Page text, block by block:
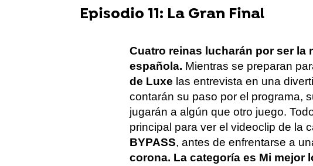
Episodio 11: La Gran Final
Cuatro reinas lucharán por ser la
española. Mientras se preparan
de Luxe las entrevista en una
contarán su paso por el programa,
jugarán a algún que otro juego.
principal para ver el videoclip de la
BYPASS, antes de enfrentarse a
corona. La categoría es Mi mejor